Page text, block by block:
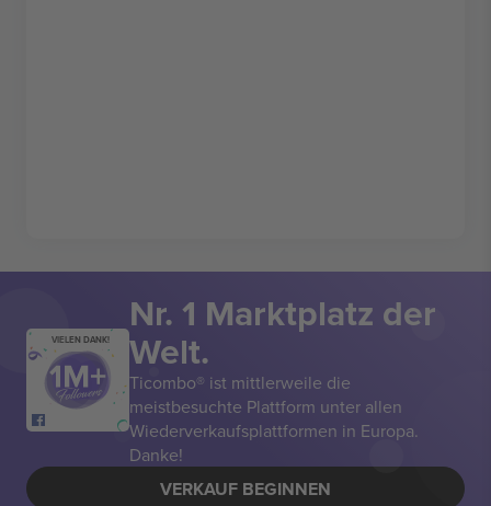
VIELEN DANK!
Nr. 1 Marktplatz der
Welt.
Ticombo® ist mittlerweile die
meistbesuchte Plattform unter allen
Wiederverkaufsplattformen in Europa.
Danke!
VERKAUF BEGINNEN